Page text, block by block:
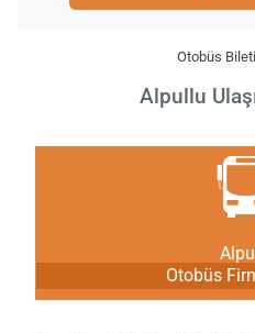
Otobüs Bileti
Alpullu
Otobüs